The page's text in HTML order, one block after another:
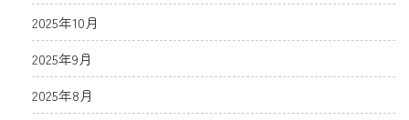
2025年10月
2025年9月
2025年8月